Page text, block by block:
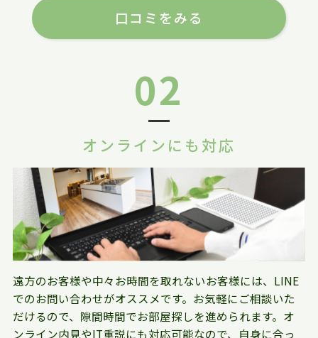
口コミをみる
02
オンラインにも対応
遠方のお客様や中々お時間を取れないお客様には、LINE
でのお問い合わせがオススメです。お気軽にご相談いた
だけるので、隙間時間でお部屋探しを進められます。オ
ンライン内見やIT重説にも対応可能なので、自身に合っ